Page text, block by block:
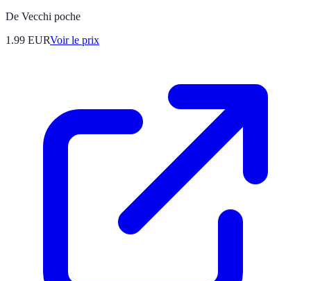
De Vecchi poche
1.99 EURVoir le prix